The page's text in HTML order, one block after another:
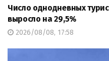
Число однодневных
выросло на 29,5%
2026/08/08, 17:58